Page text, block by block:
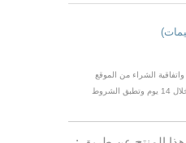
الشراء من الموقع
> يمكن الاسترجاع والاستبدال خلال 14 يوم وتطبق الشروط